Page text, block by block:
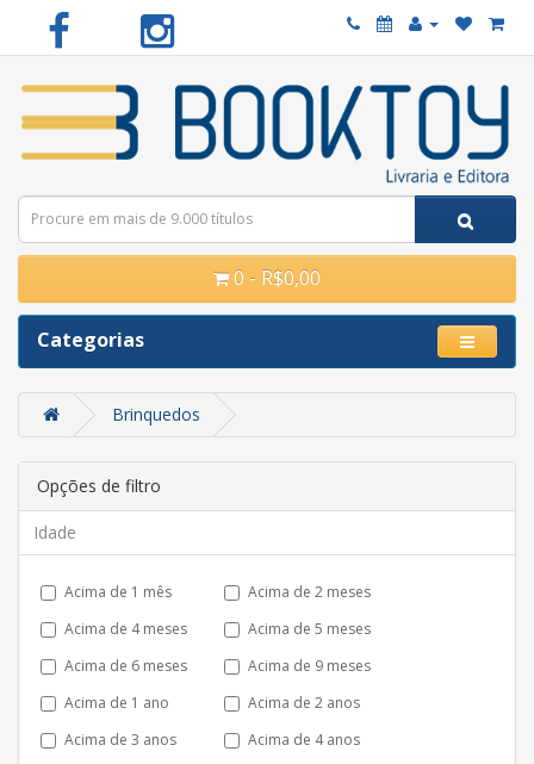
0 - R$0,00
Categorias
Brinquedos
Opções de filtro
Idade
Acima de 1 mês
Acima de 2 meses
Acima de 4 meses
Acima de 5 meses
Acima de 6 meses
Acima de 9 meses
Acima de 1 ano
Acima de 2 anos
Acima de 3 anos
Acima de 4 anos